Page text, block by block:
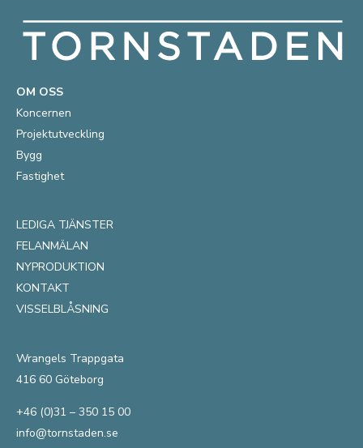
OM OSS
Koncernen
Projektutveckling
Bygg
Fastighet
LEDIGA TJÄNSTER
FELANMÄLAN
NYPRODUKTION
KONTAKT
VISSELBLÅSNING
Wrangels Trappgata
416 60 Göteborg
+46 (0)31 – 350 15 00
info@tornstaden.se